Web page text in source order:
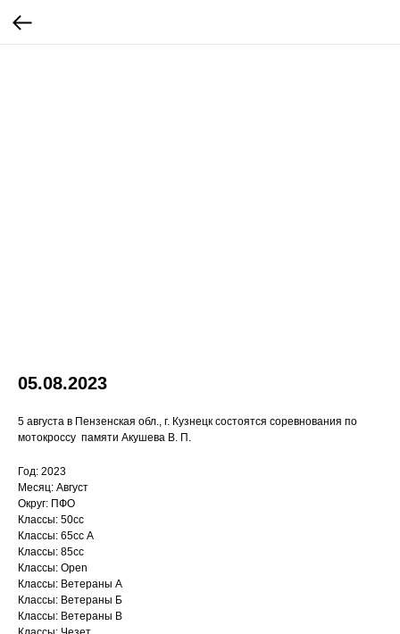
05.08.2023
5 августа в Пензенская обл., г. Кузнецк состоятся соревнования по
мотокроссу памяти Акушева В. П.
Год: 2023
Месяц: Август
Округ: ПФО
Классы: 50сс
Классы: 65сс A
Классы: 85сс
Классы: Open
Классы: Ветераны А
Классы: Ветераны Б
Классы: Ветераны B